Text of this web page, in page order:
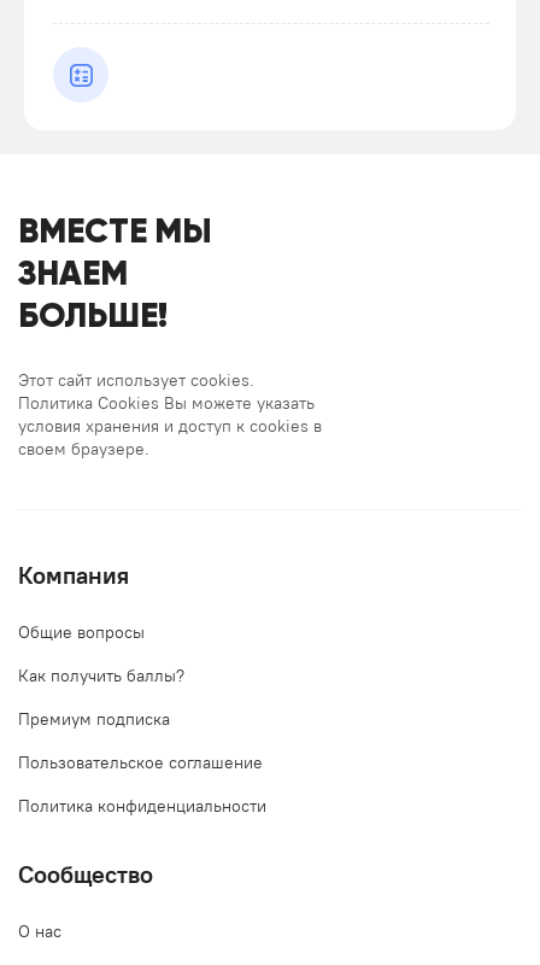
ВМЕСТЕ МЫ
ЗНАЕМ
БОЛЬШЕ!
Этот сайт использует cookies.
Политика Cookies Вы можете указать
условия хранения и доступ к cookies в
своем браузере.
Компания
Общие вопросы
Как получить баллы?
Премиум подписка
Пользовательское соглашение
Политика конфиденциальности
Сообщество
О нас